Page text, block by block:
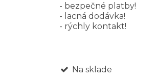
- bezpečné platby!
- lacná dodávka!
- rýchly kontakt!
Na sklade